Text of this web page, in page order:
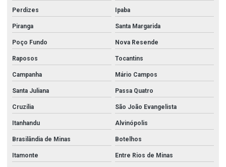
Perdizes Ipaba
Piranga Santa Margarida
Poço Fundo Nova Resende
Raposos Tocantins
Campanha Mário Campos
Santa Juliana Passa Quatro
Cruzília São João Evangelista
Itanhandu Alvinópolis
Brasilândia de Minas Botelhos
Itamonte Entre Rios de Minas